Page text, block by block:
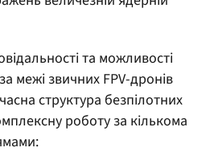
та можливості
межі звичних FPV-дронів
структура безпілотних
роботу за кількома